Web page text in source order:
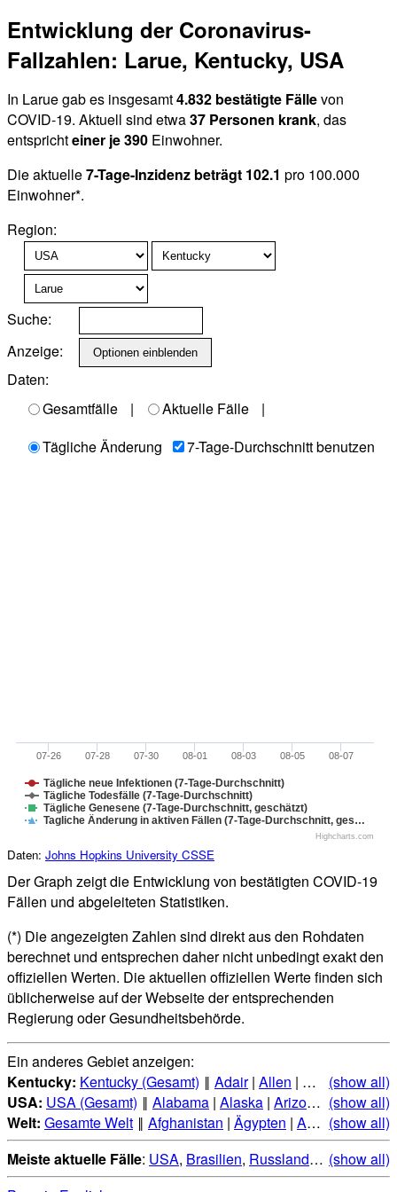
Entwicklung der Coronavirus-
Fallzahlen: Larue, Kentucky, USA
In Larue gab es insgesamt4.832 bestätigte Fällevon
COVID-19. Aktuell sind etwa37 Personen krank, das
entsprichteiner je 390 Einwohner.
Die aktuelle7-Tage-Inzidenz beträgt 102.1 pro 100.000
Einwohner*.
Region:
Suche:
Anzeige:
Daten:
Gesamtfälle
| Aktuelle Fälle
|
Tägliche Änderung
7-Tage-Durchschnitt benutzen
Tägliche neue Infektionen (7-Tage-Durchschnitt)
Tägliche Todesfälle (7-Tage-Durchschnitt)
Tägliche Genesene (7-Tage-Durchschnitt, geschätzt)
Tagliche Änderung in aktiven Fällen (7-Tage-Durchschnitt, ges…
07-26 07-28 07-30 08-01 08-03 08-05 08-07
Highcharts.com
Daten: Johns Hopkins University CSSE
Der Graph zeigt die Entwicklung von bestätigten COVID-19
Fällen und abgeleiteten Statistiken.
(*) Die angezeigten Zahlen sind direkt aus den Rohdaten
berechnet und entsprechen daher nicht unbedingt exakt den
offiziellen Werten. Die aktuellen offiziellen Werte finden sich
üblicherweise auf der Webseite der entsprechenden
Regierung oder Gesundheitsbehörde.
Ein anderes Gebiet anzeigen:
Kentucky: Kentucky (Gesamt) ‖ Adair| Allen | Anderson|
(show all)
USA: USA (Gesamt) ‖ Alabama | Alaska | Arizona |Arkansas
(show all)
Welt: Gesamte Welt ‖ Afghanistan | Ägypten | Albanien |
(show all)
Meiste aktuelle Fälle: USA, Brasilien, Russland,Indien,
(show all)